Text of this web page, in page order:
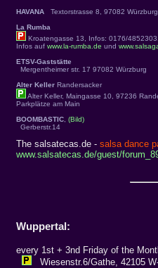
HAVANA Textorstrasse 8, 97082 Würzburg
La Rumba
Kroatengasse 13, Infos: 0176/
Infos auf www.la-rumba.de und
ETSV-Gaststätte
Mergentheimer str. 17 97082 Würzburg
Alter Keller Randersacker
Alter Keller, Maingasse 10, 97236
Parkplätze am Main
BOOMBASTIC (Bild)
Gerberstr.14
The salsatecas.de - salsa dance
www.salsatecas.de/guest/
Wuppertal:
every 1st + 3nd Friday of the
Wiesenstr.6/Gathe, 42105